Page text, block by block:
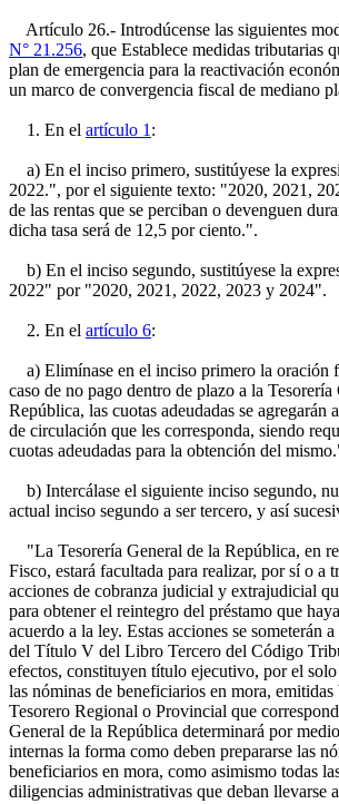
Artículo 26.- Introdúcense las siguientes
N° 21.256, que Establece medidas tributarias
plan de emergencia para la reactivación
un marco de convergencia fiscal de mediano
1. En el artículo 1 :
a) En el inciso primero, sustitúyese la
2022.", por el siguiente texto: "2020, 2021,
de las rentas que se perciban o devenguen
dicha tasa será de 12,5 por ciento.".
b) En el inciso segundo, sustitúyese la
2022" por "2020, 2021, 2022, 2023 y 2024".
2. En el artículo 6:
a) Elimínase en el inciso primero la oración
caso de no pago dentro de plazo a la Tesorería
República, las cuotas adeudadas se agregarán
de circulación que les corresponda, siendo
cuotas adeudadas para la obtención del
b) Intercálase el siguiente inciso segundo,
actual inciso segundo a ser tercero, y así
"La Tesorería General de la República, en
Fisco, estará facultada para realizar, por sí o a
acciones de cobranza judicial y extrajudicial
para obtener el reintegro del préstamo que
acuerdo a la ley. Estas acciones se someterán
del Título V del Libro Tercero del Código
efectos, constituyen título ejecutivo, por el
las nóminas de beneficiarios en mora,
Tesorero Regional o Provincial que
General de la República determinará por
internas la forma como deben prepararse las
beneficiarios en mora, como asimismo todas
diligencias administrativas que deban llevarse